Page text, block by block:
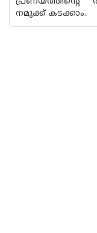
നമുക്ക് കടക്കാം.